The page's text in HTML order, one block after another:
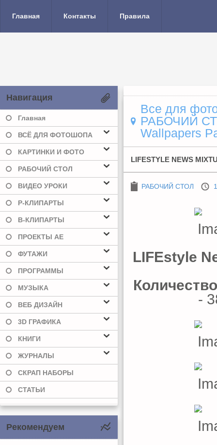
Главная Контакты Правила
Навигация
Главная
ВСЁ ДЛЯ ФОТОШОПА
КАРТИНКИ И ФОТО
РАБОЧИЙ СТОЛ
ВИДЕО УРОКИ
Р-КЛИПАРТЫ
В-КЛИПАРТЫ
ПРОЕКТЫ AE
ФУТАЖИ
ПРОГРАММЫ
МУЗЫКА
ВЕБ ДИЗАЙН
3D ГРАФИКА
КНИГИ
ЖУРНАЛЫ
СКРАП НАБОРЫ
СТАТЬИ
Рекомендуем
Все для
РАБОЧИЙ
Wallpapers
LIFESTYLE NEWS
РАБОЧИЙ СТОЛ
LIFEstyle
-